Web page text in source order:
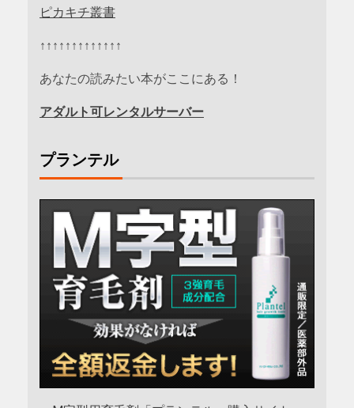
ピカキチ叢書
↑↑↑↑↑↑↑↑↑↑↑↑↑
あなたの読みたい本がここにある！
アダルト可レンタルサーバー
プランテル